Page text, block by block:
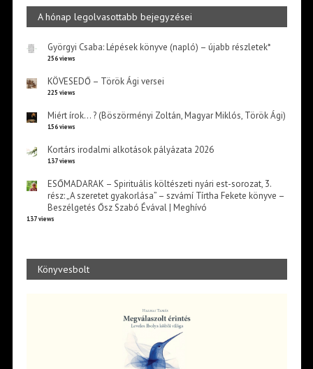
A hónap legolvasottabb bejegyzései
Györgyi Csaba: Lépések könyve (napló) – újabb részletek*
256 views
KÖVESEDŐ – Török Ági versei
225 views
Miért írok… ? (Böszörményi Zoltán, Magyar Miklós, Török Ági)
156 views
Kortárs irodalmi alkotások pályázata 2026
137 views
ESŐMADARAK – Spirituális költészeti nyári est-sorozat, 3.
rész: „A szeretet gyakorlása” – szvámí Tírtha Fekete könyve –
Beszélgetés Ősz Szabó Évával | Meghívó
137 views
Könyvesbolt